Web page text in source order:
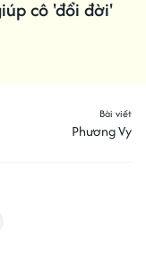
cô 'đổi đời'
Bài viết
Phương Vy